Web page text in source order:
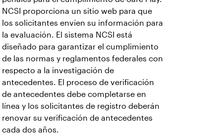
NCSI proporciona un sitio web para que
los solicitantes envíen su información para
la evaluación. El sistema NCSI está
diseñado para garantizar el cumplimiento
de las normas y reglamentos federales con
respecto a la investigación de
antecedentes. El proceso de verificación
de antecedentes debe completarse en
línea y los solicitantes de registro deberán
renovar su verificación de antecedentes
cada dos años.